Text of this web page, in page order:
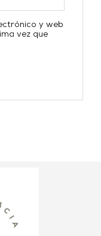
y web
vez que